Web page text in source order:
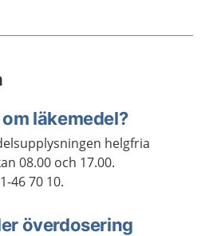
läkemedel?
helgfria
08.00 och 17.00.
46 70 10.
överdosering